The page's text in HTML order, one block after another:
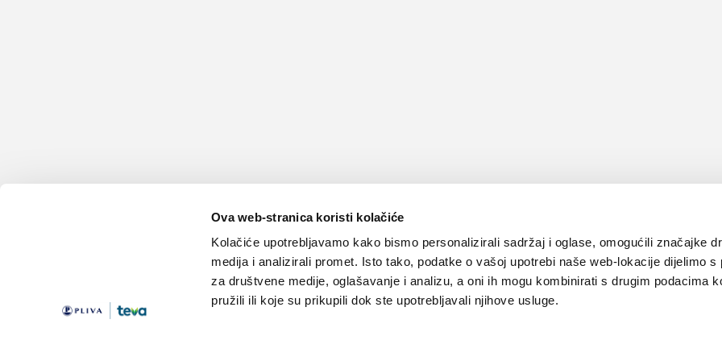
Ova web-stranica koristi kolačiće
Kolačiće upotrebljavamo kako bismo personalizirali sadržaj i oglase, omogućili značajke
medija i analizirali promet. Isto tako, podatke o vašoj upotrebi naše web-lokacije dijelimo s
za društvene medije, oglašavanje i analizu, a oni ih mogu kombinirati s drugim podacima
pružili ili koje su prikupili dok ste upotrebljavali njihove usluge.
Važne pravne